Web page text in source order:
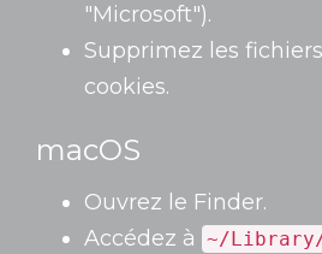
"Microsoft").
Supprimez les
cookies.
macOS
Ouvrez le Finder.
Accédez à ~/